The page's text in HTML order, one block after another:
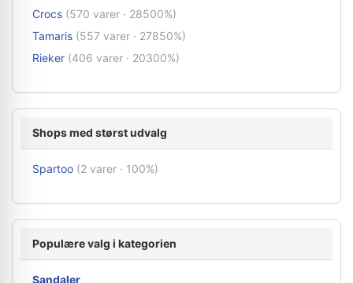
Crocs (570 varer · 28500%)
Tamaris (557 varer · 27850%)
Rieker (406 varer · 20300%)
Shops med størst udvalg
Spartoo (2 varer · 100%)
Populære valg i kategorien
Sandaler